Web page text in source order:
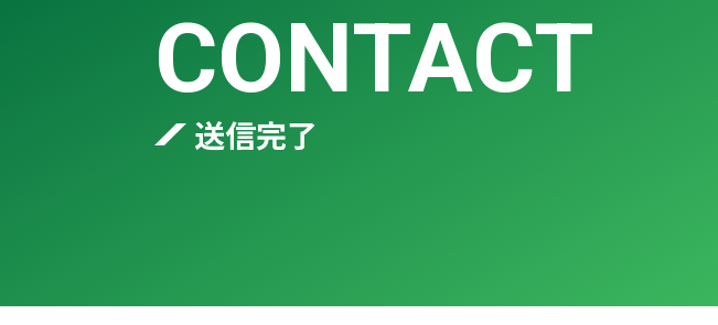
CONTACT
送信完了